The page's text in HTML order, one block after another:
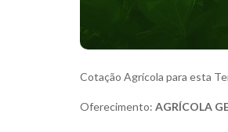
Cotação Agrícola para esta
Oferecimento: AGRÍCOLA